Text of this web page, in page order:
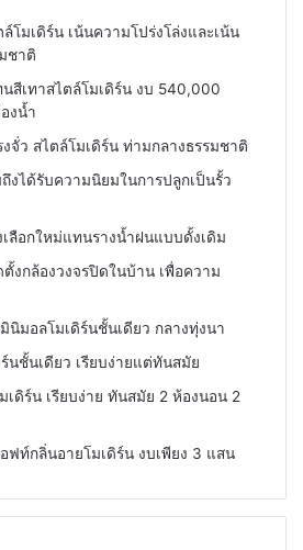
โมเดิร์น เน้นความโปร่งโล่งและเน้น
ชาติ
สีเทาสไตล์โมเดิร์น งบ 540,000
งน้ำ
จั่ว สไตล์โมเดิร์น ท่ามกลางธรรมชาติ
งได้รับความนิยมในการปลูกเป็นรั้ว
ลือกใหม่แทนรางน้ำฝนแบบดั้งเดิม
งกล้องวงจรปิดในบ้าน เพื่อความ
นิมอลโมเดิร์นชั้นเดียว กลางทุ่งนา
นชั้นเดียว เรียบง่ายแต่ทันสมัย
เดิร์น เรียบง่าย ทันสมัย 2 ห้องนอน 2
ฟท์กลิ่นอายโมเดิร์น งบเพียง 3 แสน